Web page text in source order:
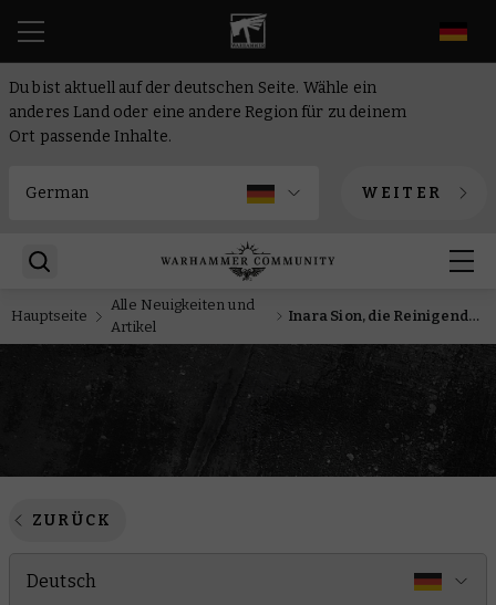
Du bist aktuell auf der deutschen Seite. Wähle ein
anderes Land oder eine andere Region für zu deinem
Ort passende Inhalte.
WEITER
Hauptseite
Alle Neuigkeiten und
Artikel
Inara Sion, die Reinigende Klinge, taucht in Warhammer Quest: Dunkelwasser auf
ZURÜCK
Deutsch